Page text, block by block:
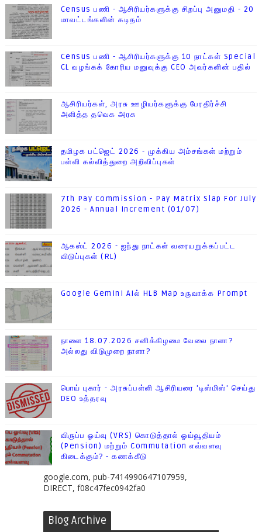
Census பணி - ஆசிரியர்களுக்கு சிறப்பு அனுமதி - 20
மாவட்டங்களின் கடிதம்
Census பணி - ஆசிரியர்களுக்கு 10 நாட்கள் Special
CL வழங்கக் கோரிய மனுவுக்கு CEO அவர்களின் பதில்
ஆசிரியர்கள், அரசு ஊழியர்களுக்கு பேரதிர்ச்சி
அளித்த தவெக அரசு
தமிழக பட்ஜெட் 2026 - முக்கிய அம்சங்கள் மற்றும்
பள்ளி கல்வித்துறை அறிவிப்புகள்
7th Pay Commission - Pay Matrix Slap For July
2026 - Annual Increment (01/07)
ஆகஸ்ட் 2026 - ஐந்து நாட்கள் வரையறுக்கப்பட்ட
விடுப்புகள் (RL)
Google Gemini AIல் HLB Map உருவாக்க Prompt
நாளை 18.07.2026 சனிக்கிழமை வேலை நாளா?
அல்லது விடுமுறை நாளா?
பொய் புகார் - அரசுப்பள்ளி ஆசிரியரை 'டிஸ்மிஸ்' செய்து
DEO உத்தரவு
விருப்ப ஓய்வு (VRS) கொடுத்தால் ஓய்வூதியம்
(Pension) மற்றும் Commutation எவ்வளவு
கிடைக்கும்? - கணக்கீடு
google.com, pub-7414990647107959,
DIRECT, f08c47fec0942fa0
Blog Archive